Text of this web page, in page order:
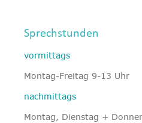
Sprechstunden
vormittags
Montag-Freitag 9-13 Uhr
nachmittags
Montag, Dienstag +